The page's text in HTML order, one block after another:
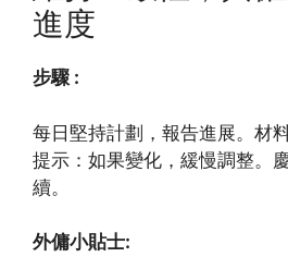
進度
步驟 :
每日堅持計劃，報告進展。材
提示：如果變化，緩慢調整。
續。
外傭小貼士: